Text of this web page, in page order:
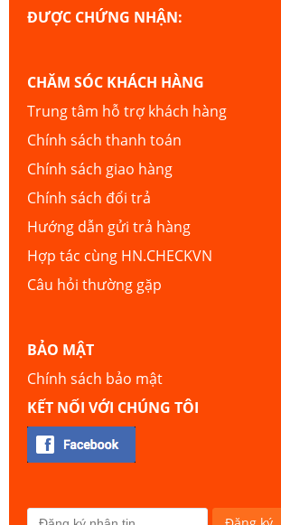
ĐƯỢC CHỨNG NHẬN:
CHĂM SÓC KHÁCH HÀNG
Trung tâm hỗ trợ khách hàng
Chính sách thanh toán
Chính sách giao hàng
Chính sách đổi trả
Hướng dẫn gửi trả hàng
Hợp tác cùng HN.CHECKVN
Câu hỏi thường gặp
BẢO MẬT
Chính sách bảo mật
KẾT NỐI VỚI CHÚNG TÔI